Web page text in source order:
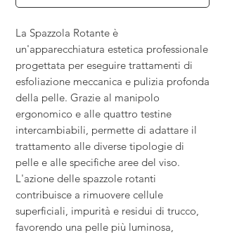
La Spazzola Rotante è
un'apparecchiatura estetica professionale
progettata per eseguire trattamenti di
esfoliazione meccanica e pulizia profonda
della pelle. Grazie al manipolo
ergonomico e alle quattro testine
intercambiabili, permette di adattare il
trattamento alle diverse tipologie di
pelle e alle specifiche aree del viso.
L'azione delle spazzole rotanti
contribuisce a rimuovere cellule
superficiali, impurità e residui di trucco,
favorendo una pelle più luminosa,